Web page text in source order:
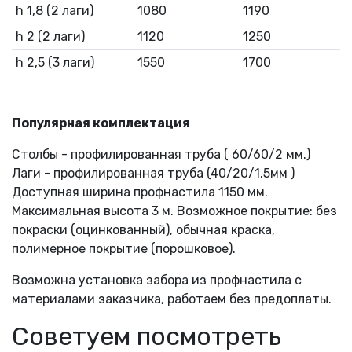
h 1,8 (2 лаги)
1080
1190
h 2 (2 лаги)
1120
1250
h 2,5 (3 лаги)
1550 1700
Популярная комплектация
Столбы - профилированная труба ( 60/60/2 мм.)
Лаги - профилированная труба (40/20/1.5мм )
Доступная ширина профнастила 1150 мм.
Максимальная высота 3 м. Возможное покрытие: без
покраски (оцинкованный), обычная краска,
полимерное покрытие (порошковое).
Возможна установка забора из профнастила с
материалами заказчика, работаем без предоплаты.
Cоветуем посмотреть